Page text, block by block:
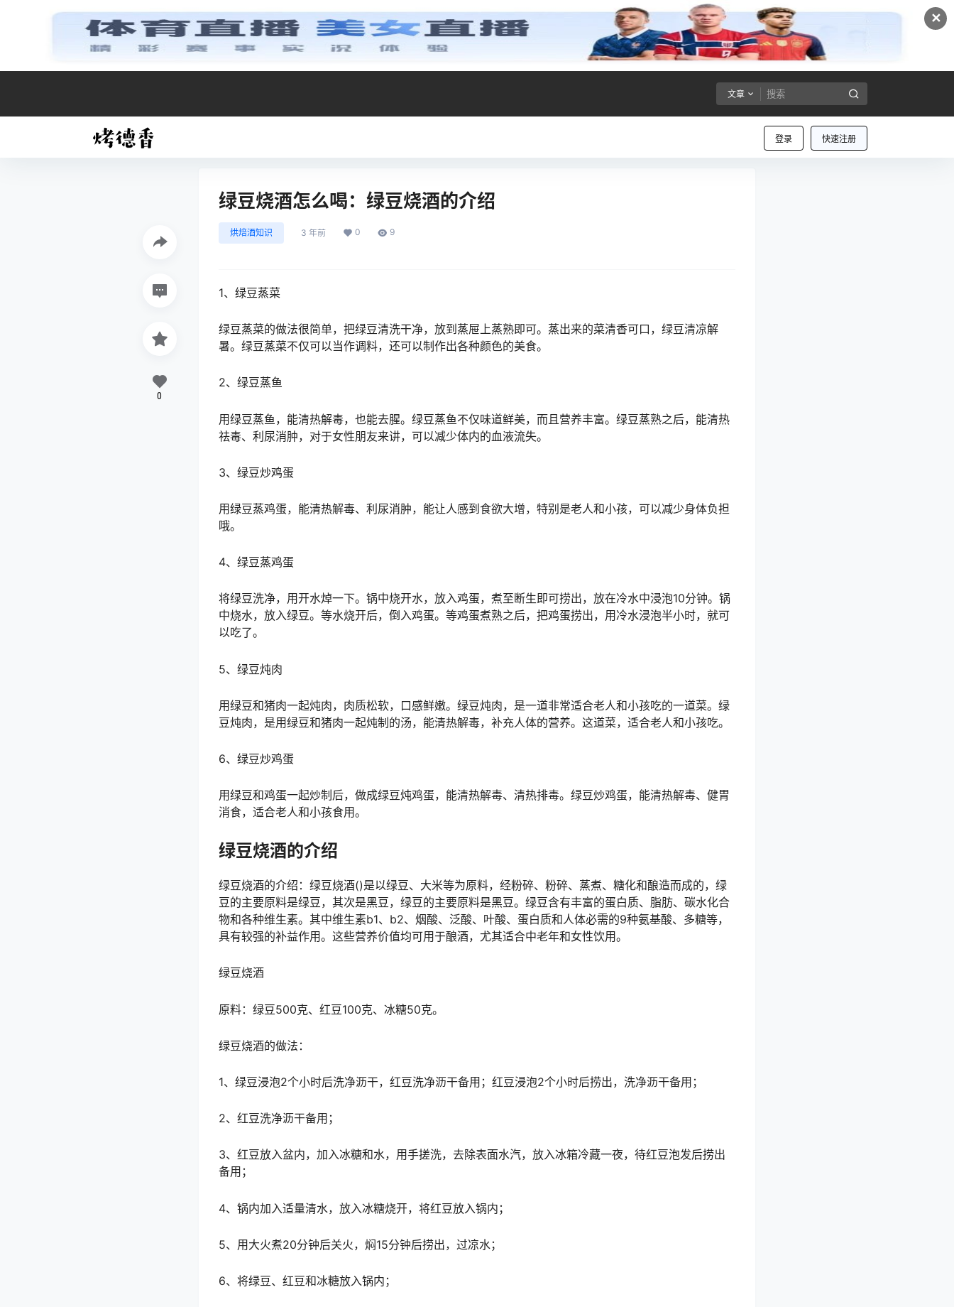
✕
文章
登录 快速注册
绿豆烧酒怎么喝：绿豆烧酒的介绍
烘焙酒知识 3 年前 0 9
1、绿豆蒸菜
绿豆蒸菜的做法很简单，把绿豆清洗干净，放到蒸屉上蒸熟即可。蒸出来的菜清香可口，绿豆清凉解
暑。绿豆蒸菜不仅可以当作调料，还可以制作出各种颜色的美食。
2、绿豆蒸鱼
用绿豆蒸鱼，能清热解毒，也能去腥。绿豆蒸鱼不仅味道鲜美，而且营养丰富。绿豆蒸熟之后，能清热
祛毒、利尿消肿，对于女性朋友来讲，可以减少体内的血液流失。
3、绿豆炒鸡蛋
用绿豆蒸鸡蛋，能清热解毒、利尿消肿，能让人感到食欲大增，特别是老人和小孩，可以减少身体负担
哦。
4、绿豆蒸鸡蛋
将绿豆洗净，用开水焯一下。锅中烧开水，放入鸡蛋，煮至断生即可捞出，放在冷水中浸泡10分钟。锅
中烧水，放入绿豆。等水烧开后，倒入鸡蛋。等鸡蛋煮熟之后，把鸡蛋捞出，用冷水浸泡半小时，就可
以吃了。
5、绿豆炖肉
用绿豆和猪肉一起炖肉，肉质松软，口感鲜嫩。绿豆炖肉，是一道非常适合老人和小孩吃的一道菜。绿
豆炖肉，是用绿豆和猪肉一起炖制的汤，能清热解毒，补充人体的营养。这道菜，适合老人和小孩吃。
6、绿豆炒鸡蛋
用绿豆和鸡蛋一起炒制后，做成绿豆炖鸡蛋，能清热解毒、清热排毒。绿豆炒鸡蛋，能清热解毒、健胃
消食，适合老人和小孩食用。
绿豆烧酒的介绍
绿豆烧酒的介绍：绿豆烧酒()是以绿豆、大米等为原料，经粉碎、粉碎、蒸煮、糖化和酿造而成的，绿
豆的主要原料是绿豆，其次是黑豆，绿豆的主要原料是黑豆。绿豆含有丰富的蛋白质、脂肪、碳水化合
物和各种维生素。其中维生素b1、b2、烟酸、泛酸、叶酸、蛋白质和人体必需的9种氨基酸、多糖等，
具有较强的补益作用。这些营养价值均可用于酿酒，尤其适合中老年和女性饮用。
绿豆烧酒
原料：绿豆500克、红豆100克、冰糖50克。
绿豆烧酒的做法：
1、绿豆浸泡2个小时后洗净沥干，红豆洗净沥干备用；红豆浸泡2个小时后捞出，洗净沥干备用；
2、红豆洗净沥干备用；
3、红豆放入盆内，加入冰糖和水，用手搓洗，去除表面水汽，放入冰箱冷藏一夜，待红豆泡发后捞出
备用；
4、锅内加入适量清水，放入冰糖烧开，将红豆放入锅内；
5、用大火煮20分钟后关火，焖15分钟后捞出，过凉水；
6、将绿豆、红豆和冰糖放入锅内；
0